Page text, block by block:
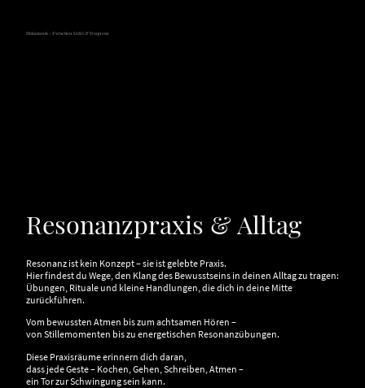
Hokamook - Zwischen Licht & Frequenz
Resonanzpraxis & Alltag
Resonanz ist kein Konzept – sie ist gelebte Praxis.
Hier findest du Wege, den Klang des Bewusstseins in deinen Alltag zu tragen:
Übungen, Rituale und kleine Handlungen, die dich in deine Mitte
zurückführen.
Vom bewussten Atmen bis zum achtsamen Hören –
von Stillemomenten bis zu energetischen Resonanzübungen.
Diese Praxisräume erinnern dich daran,
dass jede Geste – Kochen, Gehen, Schreiben, Atmen –
ein Tor zur Schwingung sein kann.